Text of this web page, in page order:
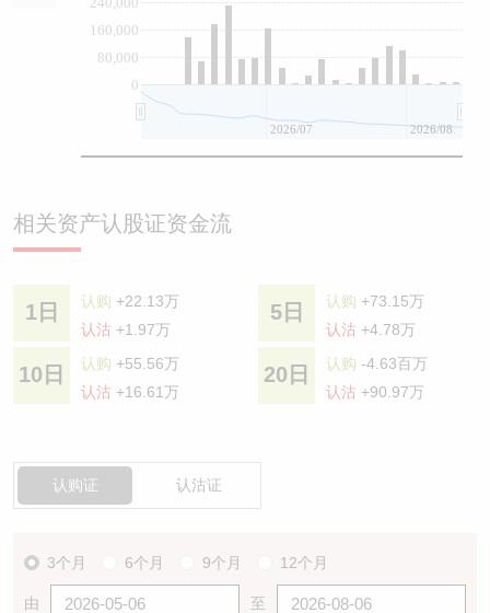
0
80,000
160,000
2026/07 2026/08
相关资产认股证资金流
1日 认购 +22.13万
认沽 +1.97万
5日 认购 +73.15万
认沽 +4.78万
10日 认购 +55.56万
认沽 +16.61万
20日 认购 -4.63百万
认沽 +90.97万
认购证 认沽证
3个月 6个月 9个月 12个月
由 至